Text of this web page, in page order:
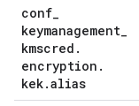
conf_
keymanagement_
kmscred .
encryption .
kek.alias